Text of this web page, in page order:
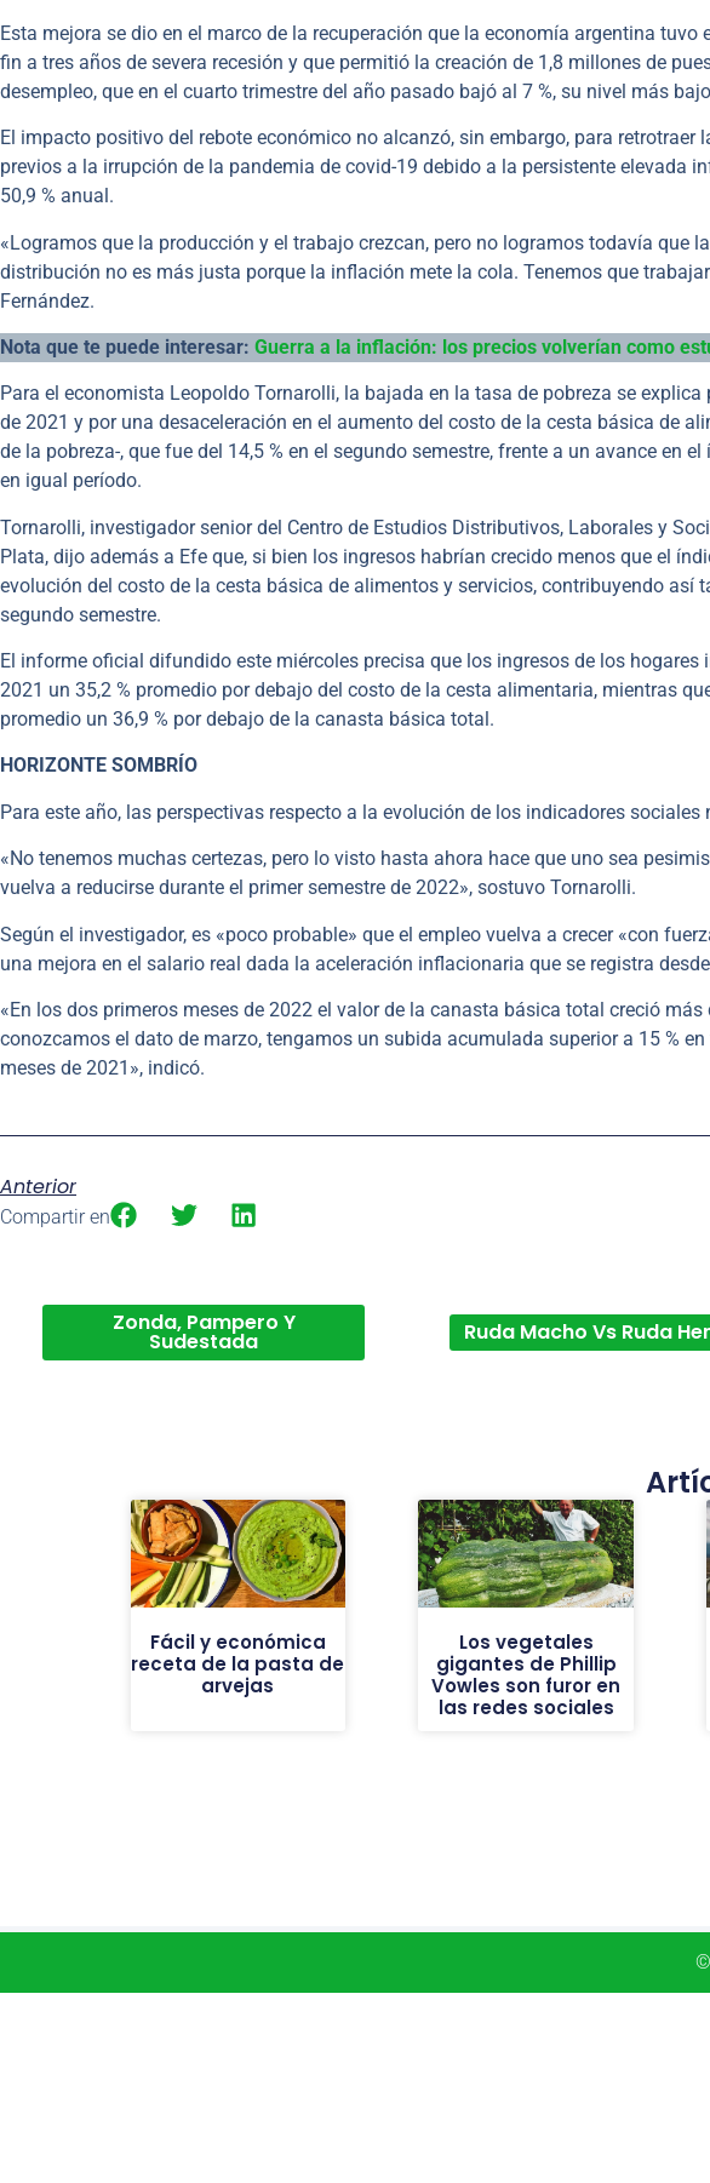
Esta mejora se dio en el marco de la recuperación que la economía argentina tuvo
fin a tres años de severa recesión y que permitió la creación de 1,8 millones de
desempleo, que en el cuarto trimestre del año pasado bajó al 7 %, su nivel más
El impacto positivo del rebote económico no alcanzó, sin embargo, para retrotraer
previos a la irrupción de la pandemia de covid-19 debido a la persistente elevada
50,9 % anual.
«Logramos que la producción y el trabajo crezcan, pero no logramos todavía que
distribución no es más justa porque la inflación mete la cola. Tenemos que
Fernández.
Nota que te puede interesar: Guerra a la inflación: los precios volverían como
Para el economista Leopoldo Tornarolli, la bajada en la tasa de pobreza se
de 2021 y por una desaceleración en el aumento del costo de la cesta básica de
de la pobreza-, que fue del 14,5 % en el segundo semestre, frente a un avance en
en igual período.
Tornarolli, investigador senior del Centro de Estudios Distributivos, Laborales y
Plata, dijo además a Efe que, si bien los ingresos habrían crecido menos que el
evolución del costo de la cesta básica de alimentos y servicios, contribuyendo así
segundo semestre.
El informe oficial difundido este miércoles precisa que los ingresos de los hogares
2021 un 35,2 % promedio por debajo del costo de la cesta alimentaria, mientras
promedio un 36,9 % por debajo de la canasta básica total.
HORIZONTE SOMBRÍO
Para este año, las perspectivas respecto a la evolución de los indicadores
«No tenemos muchas certezas, pero lo visto hasta ahora hace que uno sea
vuelva a reducirse durante el primer semestre de 2022», sostuvo Tornarolli.
Según el investigador, es «poco probable» que el empleo vuelva a crecer «con
una mejora en el salario real dada la aceleración inflacionaria que se registra
«En los dos primeros meses de 2022 el valor de la canasta básica total creció
conozcamos el dato de marzo, tengamos un subida acumulada superior a 15 %
meses de 2021», indicó.
Anterior
Compartir en
Zonda, Pampero Y
Sudestada Ruda Macho Vs Ruda
Fácil y económica
receta de la pasta de
arvejas
Los vegetales
gigantes de Phillip
Vowles son furor en
las redes sociales
©